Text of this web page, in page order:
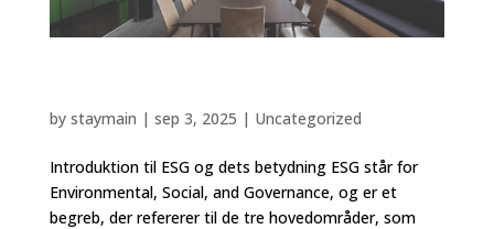
by staymain | sep 3, 2025 | Uncategorized
Introduktion til ESG og dets betydning ESG står for
Environmental, Social, and Governance, og er et
begreb, der refererer til de tre hovedområder, som